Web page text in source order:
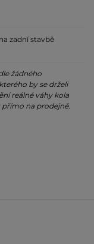
zadní stavbě
žádného
by se drželi
reálné váhy kola
na prodejně.